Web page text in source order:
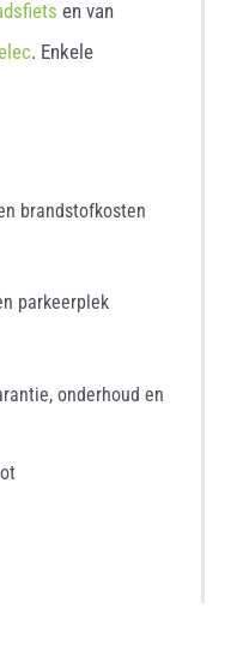
en van
. Enkele
brandstofkosten
parkeerplek
onderhoud en